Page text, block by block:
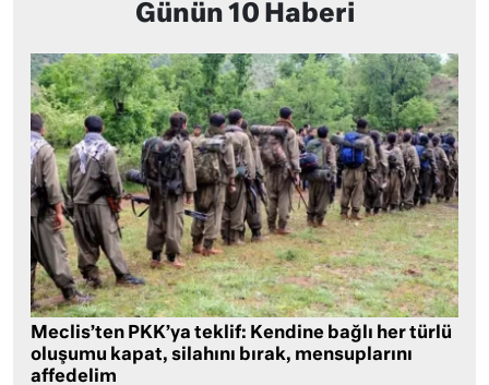
Günün 10 Haberi
Meclis’ten PKK’ya teklif: Kendine bağlı her türlü
oluşumu kapat, silahını bırak, mensuplarını
affedelim